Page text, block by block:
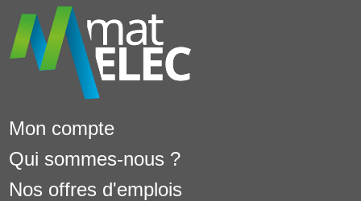
Mon compte
Qui sommes-nous ?
Nos offres d'emplois